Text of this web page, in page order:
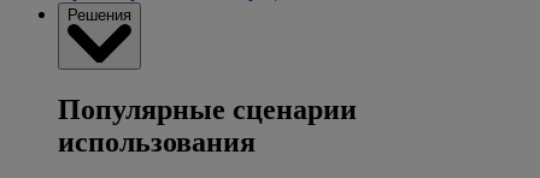
Решения
Популярные сценарии
использования